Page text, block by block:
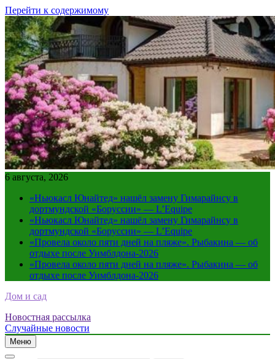
Перейти к содержимому
6 августа, 2026
«Ньюкасл Юнайтед» нашёл замену Гимарайнсу в
дортмундской «Боруссии» — L’Equipe
«Ньюкасл Юнайтед» нашёл замену Гимарайнсу в
дортмундской «Боруссии» — L’Equipe
«Провела около пяти дней на пляже». Рыбакина — об
отдыхе после Уимблдона-2026
«Провела около пяти дней на пляже». Рыбакина — об
отдыхе после Уимблдона-2026
Дом и сад
Новостная рассылка
Случайные новости
Меню